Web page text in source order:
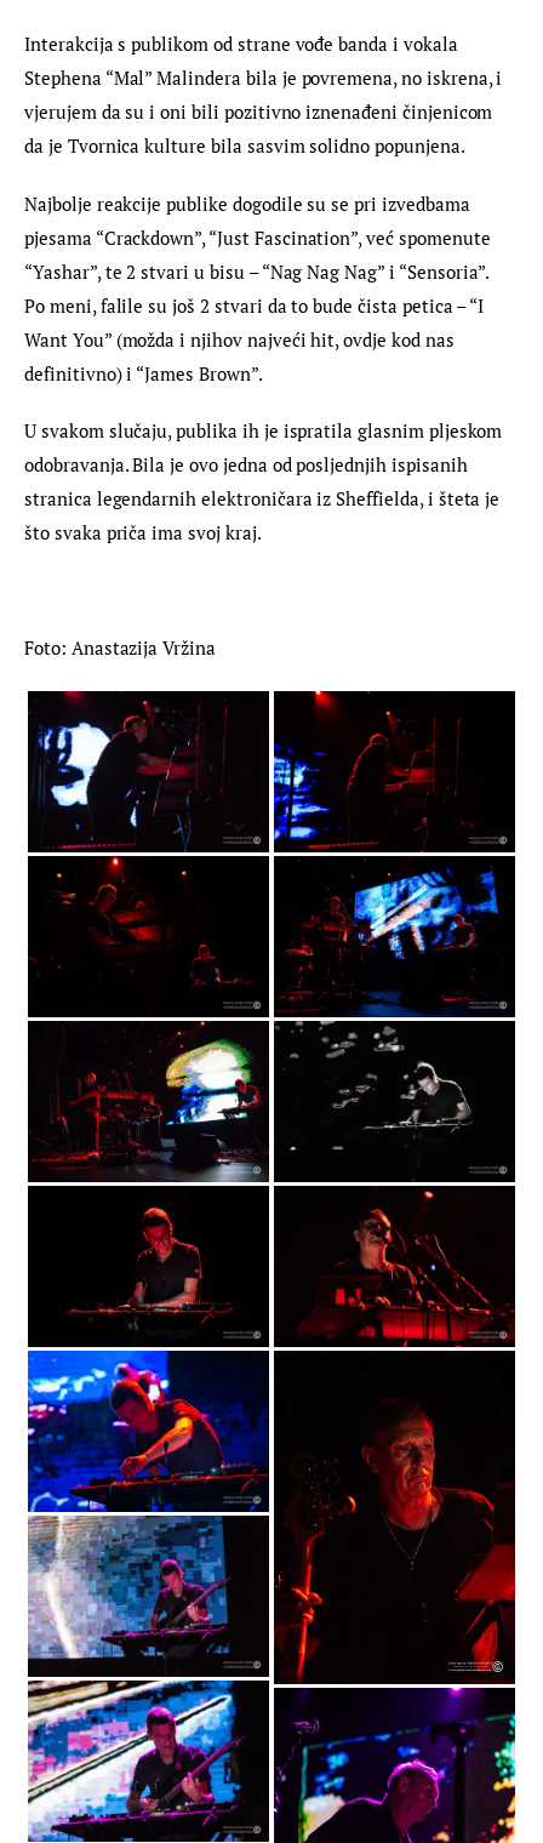
Interakcija s publikom od strane vođe banda i vokala
Stephena “Mal” Malindera bila je povremena, no iskrena, i
vjerujem da su i oni bili pozitivno iznenađeni činjenicom
da je Tvornica kulture bila sasvim solidno popunjena.
Najbolje reakcije publike dogodile su se pri izvedbama
pjesama “Crackdown”, “Just Fascination”, već spomenute
“Yashar”, te 2 stvari u bisu – “Nag Nag Nag” i “Sensoria”.
Po meni, falile su još 2 stvari da to bude čista petica – “I
Want You” (možda i njihov najveći hit, ovdje kod nas
definitivno) i “James Brown”.
U svakom slučaju, publika ih je ispratila glasnim pljeskom
odobravanja. Bila je ovo jedna od posljednjih ispisanih
stranica legendarnih elektroničara iz Sheffielda, i šteta je
što svaka priča ima svoj kraj.
Foto: Anastazija Vržina